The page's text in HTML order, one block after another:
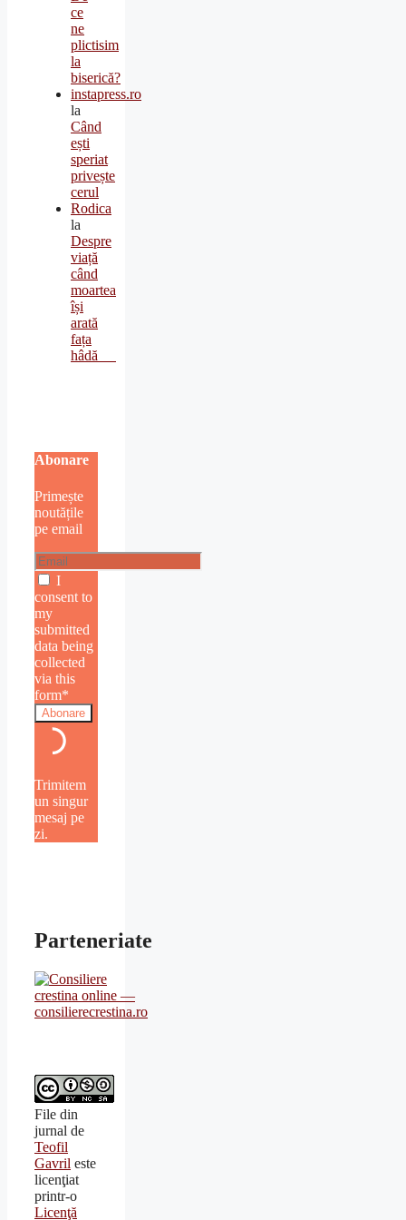
ce
ne
plictisim
la
biserică?
instapress.ro
la
Când
ești
speriat
privește
cerul
Rodica
la
Despre
viață
când
moartea
își
arată
fața
hâdă
Abonare
Primește
noutățile
pe email
I
consent to
my
submitted
data being
collected
via this
form*
Trimitem
un singur
mesaj pe
zi.
Parteneriate
File din
jurnal de
Teofil
Gavril este
licenţiat
printr-o
Licenţă